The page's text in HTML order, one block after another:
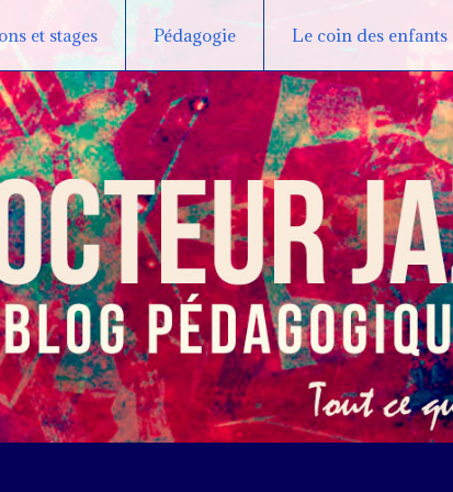
et stages Pédagogie Le coin des enfants